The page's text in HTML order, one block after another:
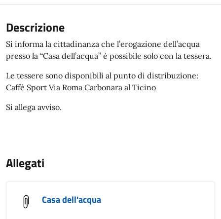
Descrizione
Si informa la cittadinanza che l’erogazione dell’acqua
presso la “Casa dell’acqua” è possibile solo con la tessera.
Le tessere sono disponibili al punto di distribuzione:
Caffè Sport Via Roma Carbonara al Ticino
Si allega avviso.
Allegati
Casa dell'acqua